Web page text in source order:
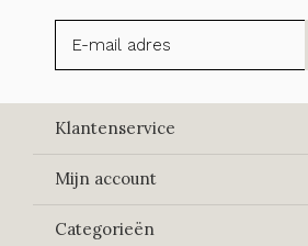
Klantenservice
Mijn account
Categorieën